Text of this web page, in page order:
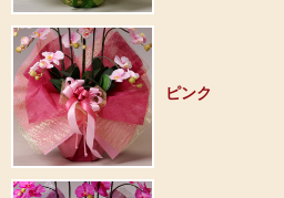
ピンク